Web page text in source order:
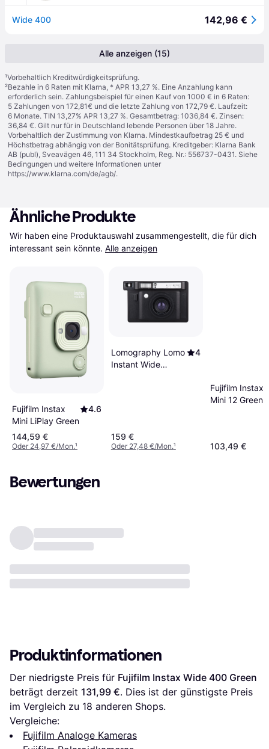
Wide 400 142,96 €
Alle anzeigen (15)
¹Vorbehaltlich Kreditwürdigkeitsprüfung.
²Bezahle in 6 Raten mit Klarna, * APR 13,27 %. Eine Anzahlung kann
erforderlich sein. Zahlungsbeispiel für einen Kauf von 1000 € in 6 Raten:
5 Zahlungen von 172,81€ und die letzte Zahlung von 172,79 €. Laufzeit:
6 Monate. TIN 13,27% APR 13,27 %. Gesamtbetrag: 1036,84 €. Zinsen:
36,84 €. Gilt nur für in Deutschland lebende Personen über 18 Jahre.
Vorbehaltlich der Zustimmung von Klarna. Mindestkaufbetrag 25 € und
Höchstbetrag abhängig von der Bonitätsprüfung. Kreditgeber: Klarna Bank
AB (publ), Sveavägen 46, 111 34 Stockholm, Reg. Nr.: 556737-0431. Siehe
Bedingungen und weitere Informationen unter
https://www.klarna.com/de/agb/.
Ähnliche Produkte
Wir haben eine Produktauswahl zusammengestellt, die für dich
interessant sein könnte. Alle anzeigen
Fujifilm Instax
Mini LiPlay Green
4.6
144,59 €
Oder 24,97 €/Mon.¹
Lomography Lomo
Instant Wide
4
159 €
Oder 27,48 €/Mon.¹
Fujifilm Instax
Mini 12 Green
103,49 €
Bewertungen
Produktinformationen
Der niedrigste Preis für Fujifilm Instax Wide 400 Green
beträgt derzeit 131,99 €. Dies ist der günstigste Preis
im Vergleich zu 18 anderen Shops.
Vergleiche:
Fujifilm Analoge Kameras